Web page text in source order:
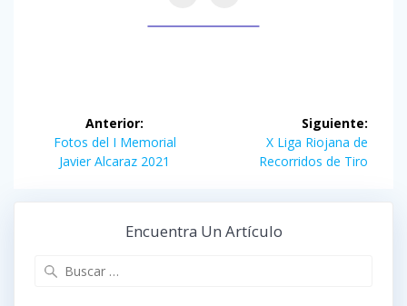
Navegación
Anterior:
Entrada
anterior:
Fotos del I Memorial
Javier Alcaraz 2021
Siguiente:
Siguiente
entrada:
X Liga Riojana de
Recorridos de Tiro
Encuentra Un Artículo